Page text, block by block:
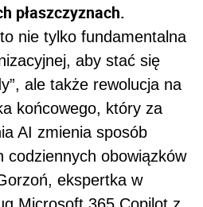
płaszczyznach.
nie tylko fundamentalna
aby stać się
ale także rewolucja na
końcowego, który za
AI zmienia sposób
codziennych obowiązków
ekspertka w